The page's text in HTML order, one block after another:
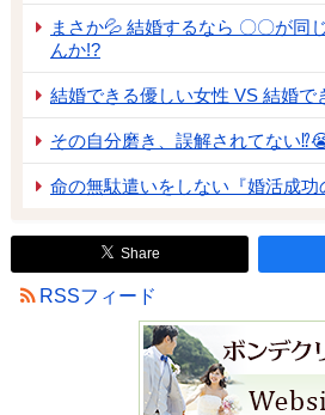
まさか💦 結婚するなら 〇〇が同
んか!?
結婚できる優しい女性 VS 結婚で
その自分磨き、誤解されてない
命の無駄遣いをしない『婚活成功
Share
RSSフィード